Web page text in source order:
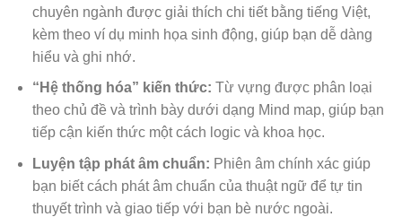
chuyên ngành được giải thích chi tiết bằng tiếng Việt,
kèm theo ví dụ minh họa sinh động, giúp bạn dễ dàng
hiểu và ghi nhớ.
“Hệ thống hóa” kiến thức: Từ vựng được phân loại
theo chủ đề và trình bày dưới dạng Mind map, giúp bạn
tiếp cận kiến thức một cách logic và khoa học.
Luyện tập phát âm chuẩn: Phiên âm chính xác giúp
bạn biết cách phát âm chuẩn của thuật ngữ để tự tin
thuyết trình và giao tiếp với bạn bè nước ngoài.